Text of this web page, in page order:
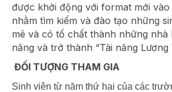
được khởi động với format mới vào
nhằm tìm kiếm và đào tạo những
mê và có tố chất thành những nhà
năng và trở thành “Tài năng Lương
ĐỐI TƯỢNG THAM GIA
Sinh viên từ năm thứ hai của các